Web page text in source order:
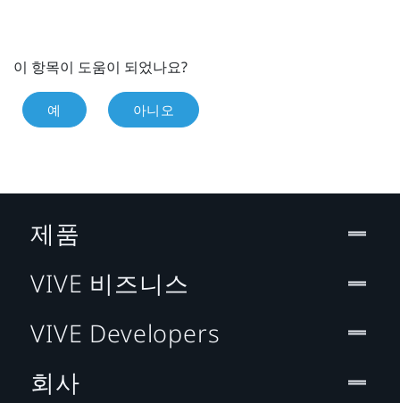
이 항목이 도움이 되었나요?
예 아니오
제품
VIVE 비즈니스
VIVE Developers
회사